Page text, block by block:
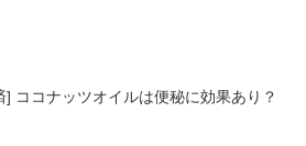
] ココナッツオイルは便秘に効果あり？